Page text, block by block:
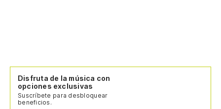
Disfruta de la música con
opciones exclusivas
Suscríbete para desbloquear
beneficios.